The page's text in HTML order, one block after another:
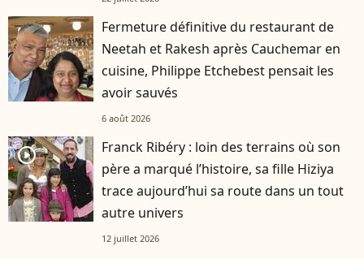
Fermeture définitive du restaurant de
Neetah et Rakesh après Cauchemar en
cuisine, Philippe Etchebest pensait les
avoir sauvés
6 août 2026
player2
Franck Ribéry : loin des terrains où son
père a marqué l’histoire, sa fille Hiziya
trace aujourd’hui sa route dans un tout
autre univers
12 juillet 2026